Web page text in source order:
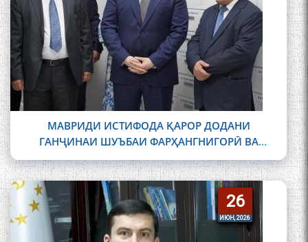
МАВРИДИ ИСТИФОДА ҚАРОР ДОДАНИ
ГАНҶИНАИ ШУЪБАИ ФАРҲАНГНИГОРӢ ВА
ИСТИЛОҲОТ ДАР ИНСТИТУТИ ЗАБОН ВА
АДАБИЁТИ БА НОМИ АБУАБДУЛЛОҲИ РӮДАКИИ
АМИТ
26
26
ИЮН, 2026